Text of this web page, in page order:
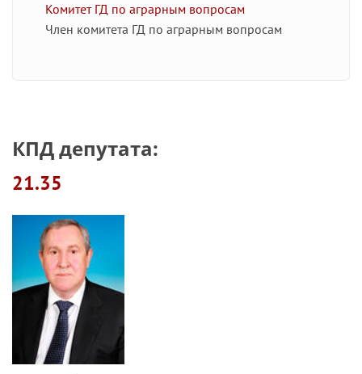
Комитет ГД по аграрным вопросам
Член комитета ГД по аграрным вопросам
КПД депутата:
21.35